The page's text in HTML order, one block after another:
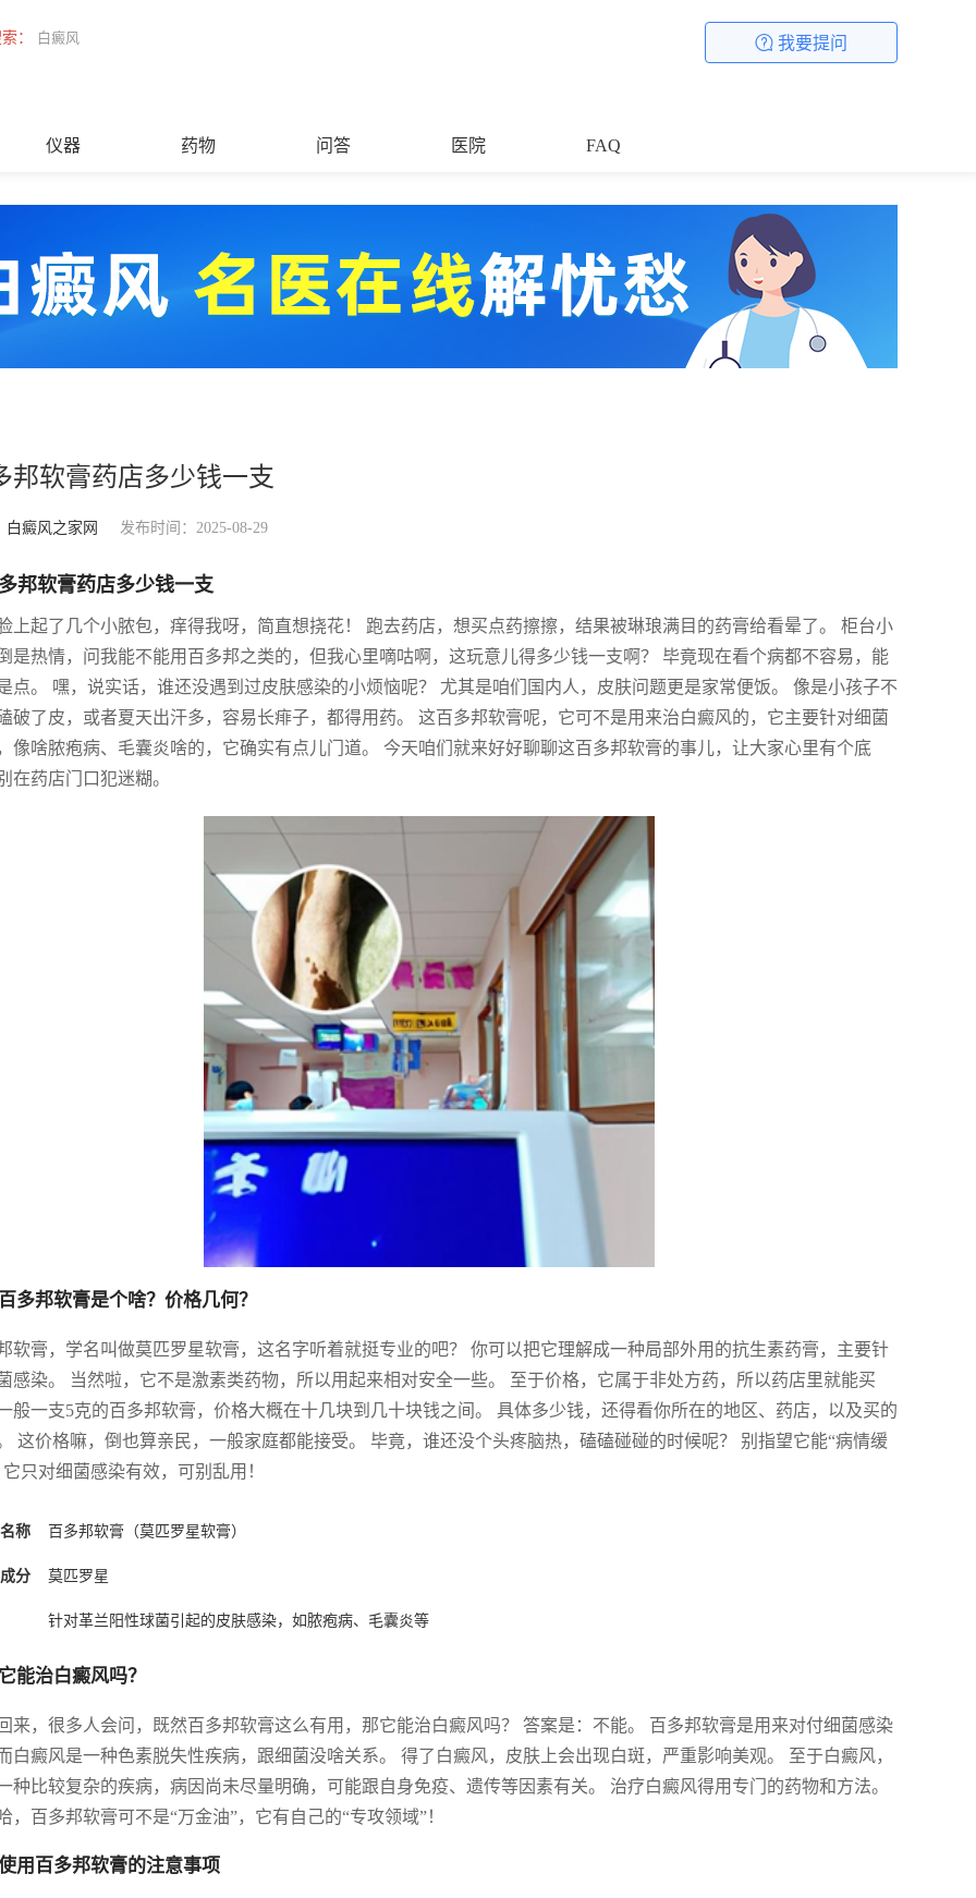
： 白癜风 我要提问
仪器 药物 问答 医院 FAQ
邦软膏药店多少钱一支
白癜风之家网 发布时间：2025-08-29
邦软膏药店多少钱一支
上起了几个小脓包，痒得我呀，简直想挠花！ 跑去药店，想买点药擦擦，结果被琳琅满目的药膏给看晕了。 柜台小
是热情，问我能不能用百多邦之类的，但我心里嘀咕啊，这玩意儿得多少钱一支啊？ 毕竟现在看个病都不容易，能
点。 嘿，说实话，谁还没遇到过皮肤感染的小烦恼呢？ 尤其是咱们国内人，皮肤问题更是家常便饭。 像是小孩子不
破了皮，或者夏天出汗多，容易长痱子，都得用药。 这百多邦软膏呢，它可不是用来治白癜风的，它主要针对细菌
像啥脓疱病、毛囊炎啥的，它确实有点儿门道。 今天咱们就来好好聊聊这百多邦软膏的事儿，让大家心里有个底
在药店门口犯迷糊。
多邦软膏是个啥？价格几何？
软膏，学名叫做莫匹罗星软膏，这名字听着就挺专业的吧？ 你可以把它理解成一种局部外用的抗生素药膏，主要针
感染。 当然啦，它不是激素类药物，所以用起来相对安全一些。 至于价格，它属于非处方药，所以药店里就能买
般一支5克的百多邦软膏，价格大概在十几块到几十块钱之间。 具体多少钱，还得看你所在的地区、药店，以及买的
这价格嘛，倒也算亲民，一般家庭都能接受。 毕竟，谁还没个头疼脑热，磕磕碰碰的时候呢？ 别指望它能“病情缓
只对细菌感染有效，可别乱用！
称 百多邦软膏（莫匹罗星软膏）
分 莫匹罗星
针对革兰阳性球菌引起的皮肤感染，如脓疱病、毛囊炎等
能治白癜风吗？
来，很多人会问，既然百多邦软膏这么有用，那它能治白癜风吗？ 答案是：不能。 百多邦软膏是用来对付细菌感染
白癜风是一种色素脱失性疾病，跟细菌没啥关系。 得了白癜风，皮肤上会出现白斑，严重影响美观。 至于白癜风，
种比较复杂的疾病，病因尚未尽量明确，可能跟自身免疫、遗传等因素有关。 治疗白癜风得用专门的药物和方法。
，百多邦软膏可不是“万金油”，它有自己的“专攻领域”！
用百多邦软膏的注意事项